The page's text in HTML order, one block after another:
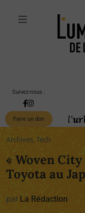
Suivez-nous :
Faire un don
l'
Archives, Tech
« Woven
Toyota au
par La Rédaction